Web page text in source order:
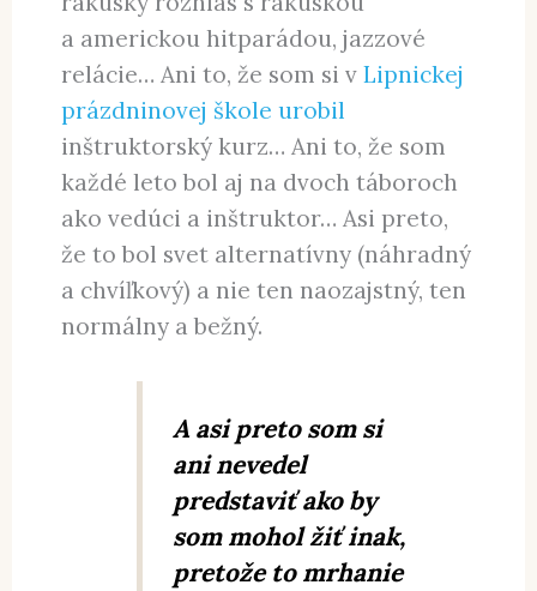
a americkou hitparádou, jazzové
relácie… Ani to, že som si v Lipnickej
prázdninovej škole urobil
inštruktorský kurz… Ani to, že som
každé leto bol aj na dvoch táboroch
ako vedúci a inštruktor… Asi preto,
že to bol svet alternatívny (náhradný
a chvíľkový) a nie ten naozajstný, ten
normálny a bežný.
A asi preto som si
ani nevedel
predstaviť ako by
som mohol žiť inak,
pretože to mrhanie